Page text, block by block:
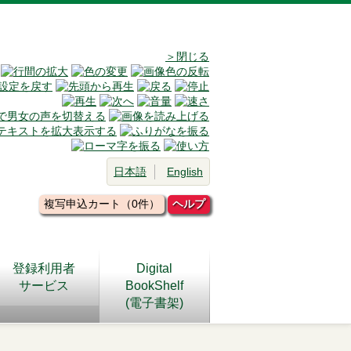
＞閉じる
日本語 English
複写申込カート（0件） ヘルプ
登録利用者
サービス
Digital
BookShelf
(電子書架)